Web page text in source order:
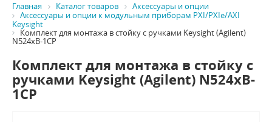
Главная Каталог товаров
Аксессуары и опции
Аксессуары и опции к модульным приборам PXI/PXIe/AXI
Keysight
Комплект для монтажа в стойку c ручками Keysight (Agilent)
N524xB-1CP
Комплект для монтажа в стойку c
ручками Keysight (Agilent) N524xB-
1CP